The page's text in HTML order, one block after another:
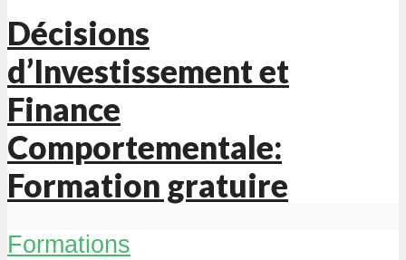
Décisions
d’Investissement et
Finance
Comportementale:
Formation gratuire
Formations